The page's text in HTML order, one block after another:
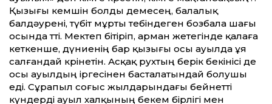
Қызығы кемшін болды демесең, балалық
балдәурені, түбіт мұрты тебіндеген бозбала шағы
осында өтті. Мектеп бітіріп, арман жетегінде қалаға
кеткенше, дүние­нің бар қызығы осы ауылда ұя
салғандай көрінетін. Асқақ рухтың берік бекінісі де
осы ауылдың іргесінен басталатындай болушы
еді. Сұрапыл соғыс жылдарындағы бейнетті
күндерді ауыл халқының бекем бірлігі мен